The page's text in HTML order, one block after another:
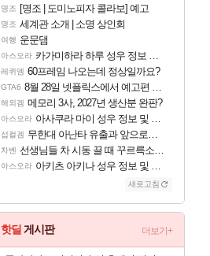
명조 [명조 | 도미노피자 콜라보] 예고
명조 세계관 소개 | 소명 상인회
여행 운문댐
아스오라 카가미하라 하루 성우 정보 및 주요 필모
레퀴엠 60프레임 나오는데 정상일까요?
GTA6 8월 28일 넷플릭스에서 예고편 공개 예정
해외겜 메모리 3사, 2027년 생산분 완판?
아스오라 아사쿠라 마이 성우 정보 및 주요 필모
섭컬겜 무한대 아난타 유출과 앞으로의 예상 (루머)
차벤 선생님들 차 시동 끌 때 꾸르륵소리나는데
아스오라 아키츠 아키나 성우 정보 및 주요 필모
새로고침
핫딜 게시판 더보기+